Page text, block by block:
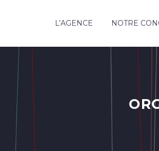
L’AGENCE NOTRE